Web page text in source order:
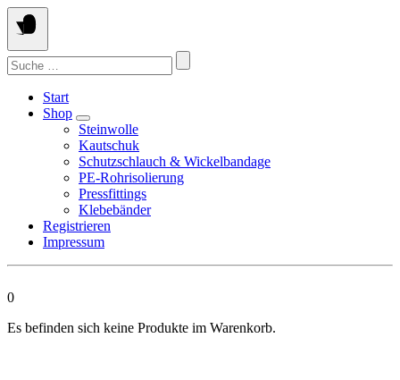
Springen
Sie
zum
Inhalt
Suchen
nach:
Start
Shop
Steinwolle
Kautschuk
Schutzschlauch & Wickelbandage
PE-Rohrisolierung
Pressfittings
Klebebänder
Registrieren
Impressum
0
Es befinden sich keine Produkte im Warenkorb.